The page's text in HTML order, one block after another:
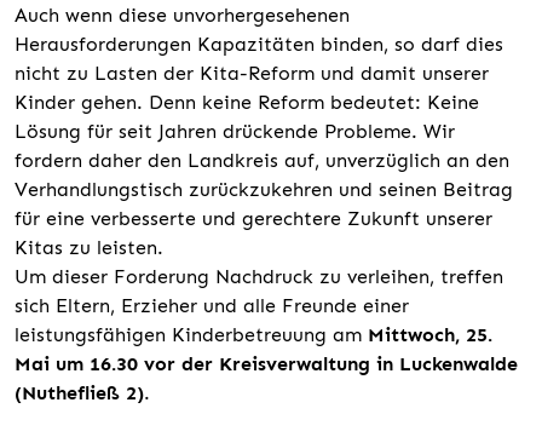
Auch wenn diese unvorhergesehenen
Herausforderungen Kapazitäten binden, so darf dies
nicht zu Lasten der Kita-Reform und damit unserer
Kinder gehen. Denn keine Reform bedeutet: Keine
Lösung für seit Jahren drückende Probleme. Wir
fordern daher den Landkreis auf, unverzüglich an den
Verhandlungstisch zurückzukehren und seinen Beitrag
für eine verbesserte und gerechtere Zukunft unserer
Kitas zu leisten.
Um dieser Forderung Nachdruck zu verleihen, treffen
sich Eltern, Erzieher und alle Freunde einer
leistungsfähigen Kinderbetreuung am Mittwoch, 25.
Mai um 16.30 vor der Kreisverwaltung in Luckenwalde
(Nuthefließ 2).